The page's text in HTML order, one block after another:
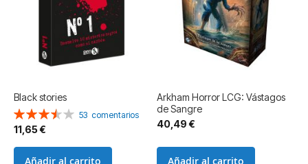
Black stories
Valoración:
71%
53 comentarios
11,65 €
Añadir al carrito
Arkham Horror LCG: Vástagos
de Sangre
40,49 €
Añadir al carrito